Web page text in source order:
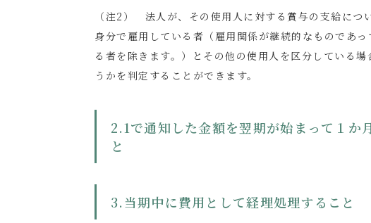
（注2） 法人が、その使用人に対する賞与の支給につ
身分で雇用している者（雇用関係が継続的なものであ
る者を除きます。）とその他の使用人を区分している
うかを判定することができます。
2.1で通知した金額を翌期が始まって１か
と
3.当期中に費用として経理処理すること